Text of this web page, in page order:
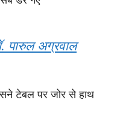
पारुल अग्रवाल
टेबल पर जोर से हाथ